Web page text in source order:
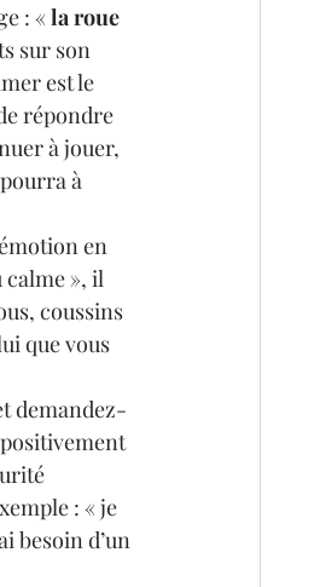
: « la roue
sur son
est le
répondre
à jouer,
à
en
», il
coussins
que vous
demandez-
: « je
besoin d’un